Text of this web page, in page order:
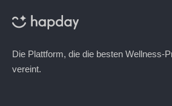
Die Plattform, die die besten Wellness-
vereint.